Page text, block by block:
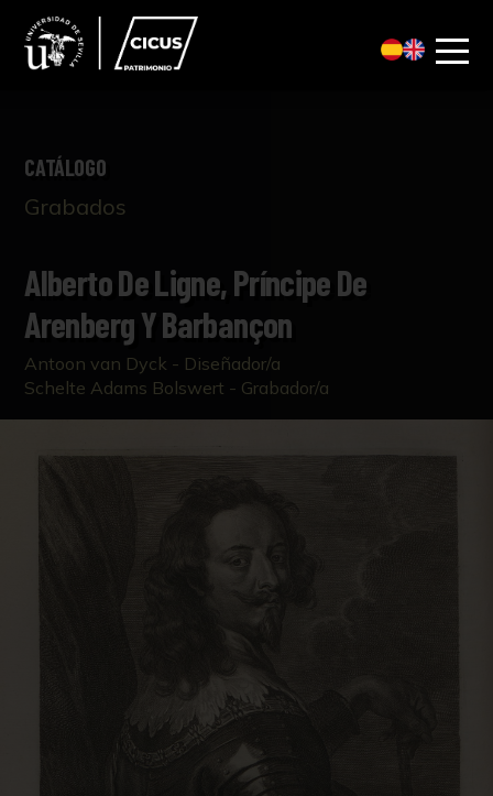
CATÁLOGO
Grabados
Alberto De Ligne, Príncipe De
Arenberg Y Barbançon
Antoon van Dyck - Diseñador/a
Schelte Adams Bolswert - Grabador/a